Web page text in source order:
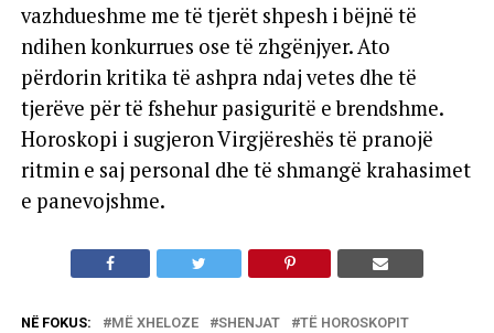
vazhdueshme me të tjerët shpesh i bëjnë të
ndihen konkurrues ose të zhgënjyer. Ato
përdorin kritika të ashpra ndaj vetes dhe të
tjerëve për të fshehur pasiguritë e brendshme.
Horoskopi i sugjeron Virgjëreshës të pranojë
ritmin e saj personal dhe të shmangë krahasimet
e panevojshme.
NË FOKUS: MË XHELOZE SHENJAT TË HOROSKOPIT